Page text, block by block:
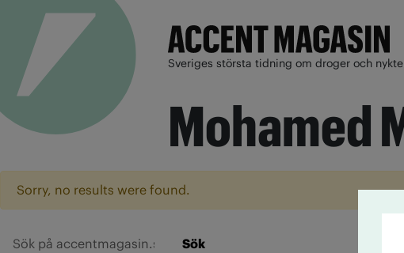
Sveriges största tidning om droger och
Mohamed
Sorry, no results were found.
Sök